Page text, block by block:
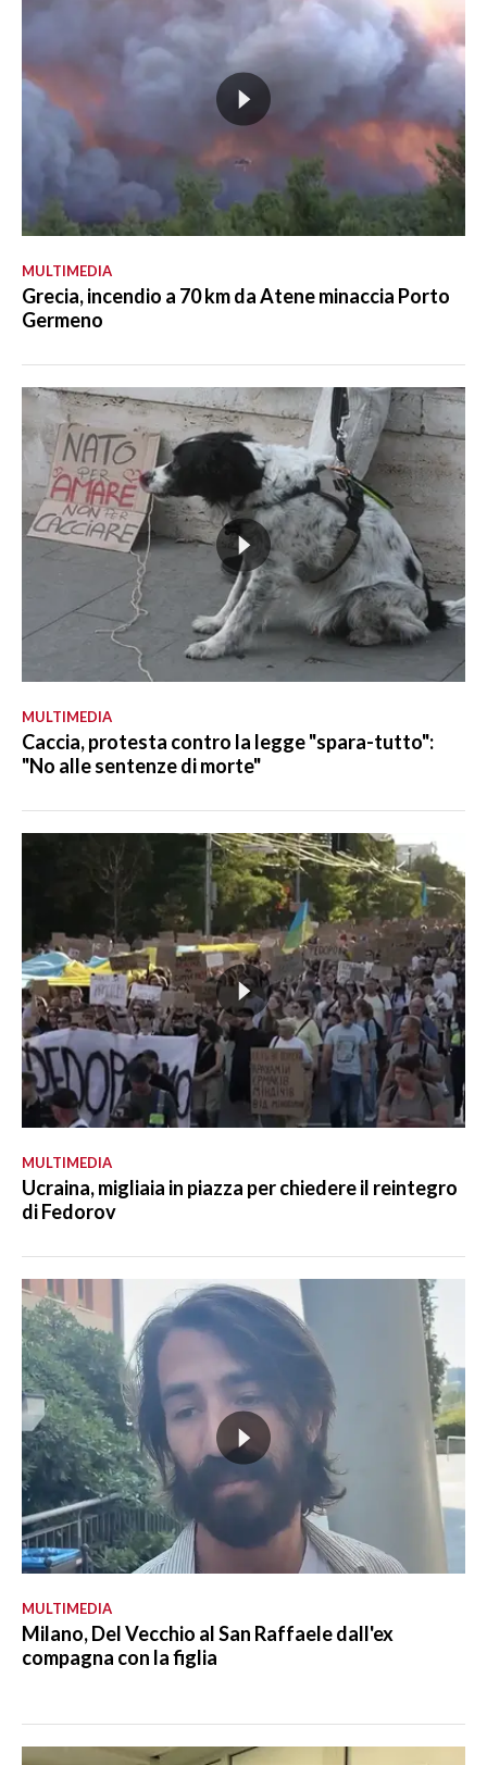
MULTIMEDIA
Grecia, incendio a 70 km da Atene minaccia Porto
Germeno
MULTIMEDIA
Caccia, protesta contro la legge "spara-tutto":
"No alle sentenze di morte"
MULTIMEDIA
Ucraina, migliaia in piazza per chiedere il reintegro
di Fedorov
MULTIMEDIA
Milano, Del Vecchio al San Raffaele dall'ex
compagna con la figlia